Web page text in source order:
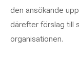
den ansökande
därefter förslag till
organisationen.